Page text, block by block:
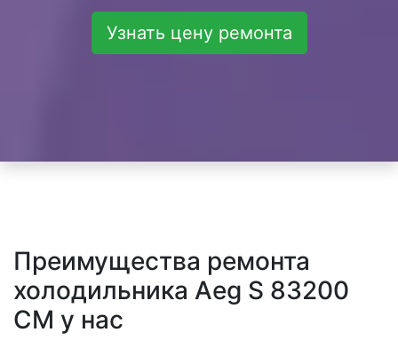
Узнать цену ремонта
Преимущества ремонта
холодильника Aeg S 83200
CM у нас